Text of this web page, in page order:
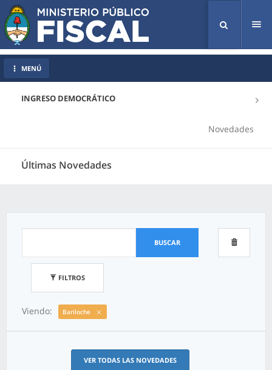
INGRESO DEMOCRÁTICO
Novedades
Últimas Novedades
MENÚ
BUSCAR
FILTROS
Viendo: Bariloche
VER TODAS LAS NOVEDADES